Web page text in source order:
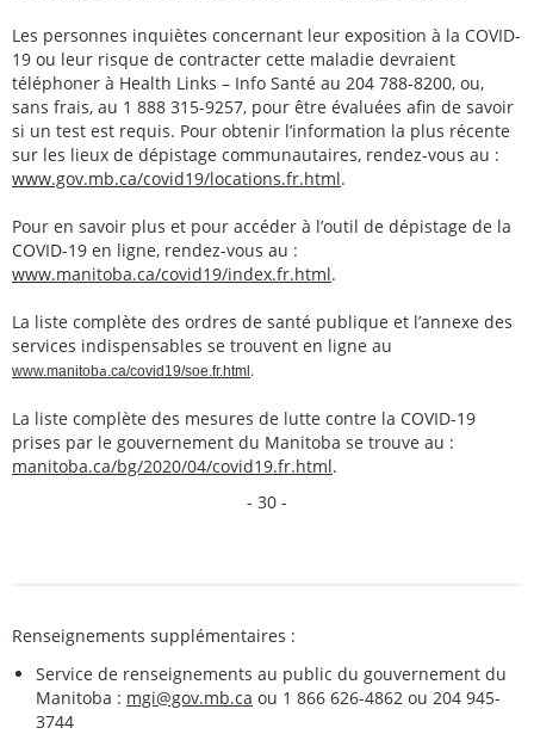
Les personnes inquiètes concernant leur exposition à la COVID-
19 ou leur risque de contracter cette maladie devraient
téléphoner à Health Links – Info Santé au 204 788-8200, ou,
sans frais, au 1 888 315-9257, pour être évaluées afin de savoir
si un test est requis. Pour obtenir l’information la plus récente
sur les lieux de dépistage communautaires, rendez-vous au :
www.gov.mb.ca/covid19/locations.fr.html.
Pour en savoir plus et pour accéder à l’outil de dépistage de la
COVID-19 en ligne, rendez-vous au :
www.manitoba.ca/covid19/index.fr.html.
La liste complète des ordres de santé publique et l’annexe des
services indispensables se trouvent en ligne au
www.manitoba .ca/covid19/soe.fr.html.
La liste complète des mesures de lutte contre la COVID-19
prises par le gouvernement du Manitoba se trouve au :
manitoba.ca/bg/2020/04/covid19.fr.html.
- 30 -
Renseignements supplémentaires :
Service de renseignements au public du gouvernement du
Manitoba : mgi@gov.mb.ca ou 1 866 626-4862 ou 204 945-
3744